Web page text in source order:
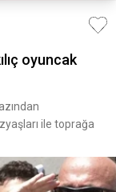
oyuncak
ile toprağa